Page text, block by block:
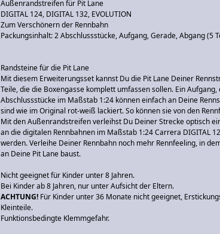
Außenrandstreifen für Pit Lane
DIGITAL 124, DIGITAL 132, EVOLUTION
Zum Verschönern der Rennbahn
Packungsinhalt: 2 Abschlussstücke, Aufgang, Gerade, Abgang (5
Randsteine für die Pit Lane
Mit diesem Erweiterungsset kannst Du die Pit Lane Deiner
Teile, die die Boxengasse komplett umfassen sollen. Ein
Abschlussstücke im Maßstab 1:24 können einfach an Deine
sind wie im Original rot-weiß lackiert. So können sie von den
Mit den Außenrandstreifen verleihst Du Deiner Strecke optisch
an die digitalen Rennbahnen im Maßstab 1:24 Carrera DIGITAL
werden. Verleihe Deiner Rennbahn noch mehr Rennfeeling, in
an Deine Pit Lane baust.
Nicht geeignet für Kinder unter 8 Jahren.
Bei Kinder ab 8 Jahren, nur unter Aufsicht der Eltern.
ACHTUNG! Für Kinder unter 36 Monate nicht geeignet,
Kleinteile.
Funktionsbedingte Klemmgefahr.